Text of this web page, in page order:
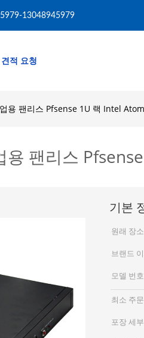
13048945979
견적 요청
용 팬리스 Pfsense 1U 랙 Intel
용 팬리스
기본
원래 장
브랜드
모델 번
최소 주
포장 세